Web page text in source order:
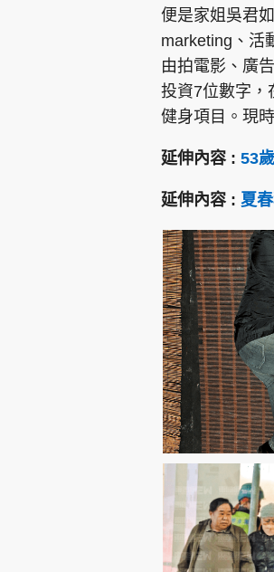
便是家姐吳君
marketing、活
由拍電影、廣
投資7位數字，
健身項目。現
延伸內容 : 53
延伸內容 : 夏